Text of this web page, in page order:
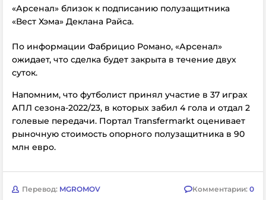
«Арсенал» близок к подписанию полузащитника
«Вест Хэма» Деклана Райса.
По информации Фабрицио Романо, «Арсенал»
ожидает, что сделка будет закрыта в течение двух
суток.
Напомним, что футболист принял участие в 37 играх
АПЛ сезона-2022/23, в которых забил 4 гола и отдал 2
голевые передачи. Портал Transfermarkt оценивает
рыночную стоимость опорного полузащитника в 90
млн евро.
Перевод: MGROMOV Комментарии: 0